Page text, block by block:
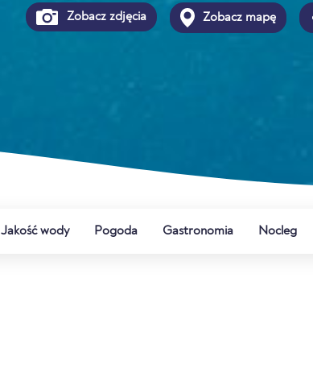
Zobacz zdjęcia Zobacz mapę
Jakość wody Pogoda Gastronomia Nocleg